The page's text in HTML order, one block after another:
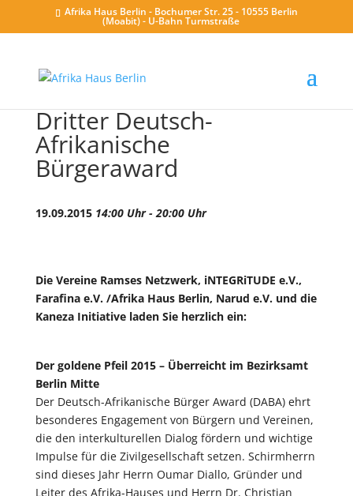
Afrika Haus Berlin - Bochumer Str. 25 - 10555 Berlin
(Moabit) - U-Bahn Turmstraße
Dritter Deutsch-
Afrikanische
Bürgeraward
19.09.2015 14:00 Uhr - 20:00 Uhr
Die Vereine Ramses Netzwerk, iNTEGRiTUDE e.V.,
Farafina e.V. /Afrika Haus Berlin, Narud e.V. und die
Kaneza Initiative laden Sie herzlich ein:
Der goldene Pfeil 2015 – Überreicht im Bezirksamt
Berlin Mitte
Der Deutsch-Afrikanische Bürger Award (DABA) ehrt
besonderes Engagement von Bürgern und Vereinen,
die den interkulturellen Dialog fördern und wichtige
Impulse für die Zivilgesellschaft setzen. Schirmherrn
sind dieses Jahr Herrn Oumar Diallo, Gründer und
Leiter des Afrika-Hauses und Herrn Dr. Christian